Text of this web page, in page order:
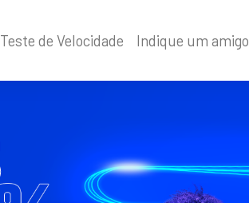
Teste de Velocidade Indique um amigo